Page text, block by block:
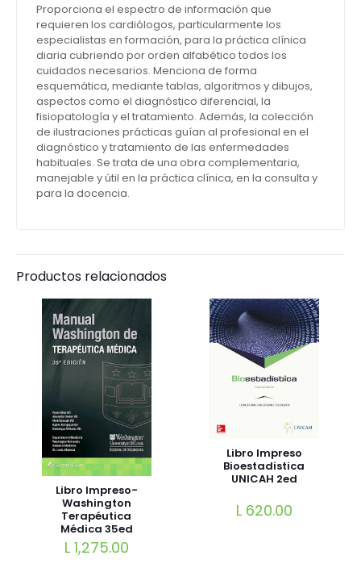
Proporciona el espectro de información que
requieren los cardiólogos, particularmente los
especialistas en formación, para la práctica clínica
diaria cubriendo por orden alfabético todos los
cuidados necesarios. Menciona de forma
esquemática, mediante tablas, algoritmos y dibujos,
aspectos como el diagnóstico diferencial, la
fisiopatología y el tratamiento. Además, la colección
de ilustraciones prácticas guían al profesional en el
diagnóstico y tratamiento de las enfermedades
habituales. Se trata de una obra complementaria,
manejable y útil en la práctica clínica, en la consulta y
para la docencia.
Productos relacionados
Libro Impreso-
Washington
Terapéutica
Médica 35ed
L1,275.00
Libro Impreso
Bioestadistica
UNICAH 2ed
L 620.00